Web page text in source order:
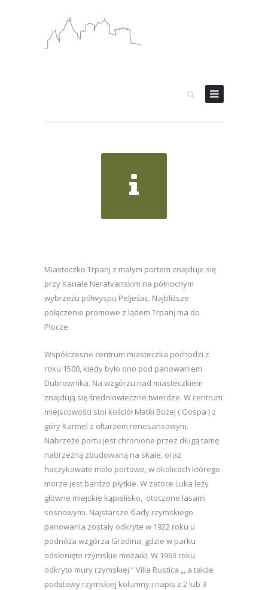
Miasteczko Trpanj z małym portem znajduje się
przy Kanale Neratvanskim na północnym
wybrzeżu półwyspu Peljeśac. Najbliższe
połączenie promowe z lądem Trpanj ma do
Plocze.
Współczesne centrum miasteczka pochodzi z
roku 1500, kiedy było ono pod panowaniem
Dubrownika. Na wzgórzu nad miasteczkiem
znajdują się średniowieczne twierdze. W centrum
miejscowości stoi kościół Matki Bożej ( Gospa ) z
góry Karmel z ołtarzem renesansowym.
Nabrzeże portu jest chronione przez długą tamę
nabrzeżną zbudowaną na skale, oraz
haczykowate molo portowe, w okolicach którego
morze jest bardzo płytkie. W zatoce Luka leży
główne miejskie kąpielisko, otoczone lasami
sosnowymi. Najstarsze ślady rzymskiego
panowania zostały odkryte w 1922 roku u
podnóża wzgórza Gradina, gdzie w parku
odsłonięto rzymskie mozaiki. W 1963 roku
odkryto mury rzymskiej ” Villa Rustica „, a także
podstawy rzymskiej kolumny i napis z 2 lub ​​3